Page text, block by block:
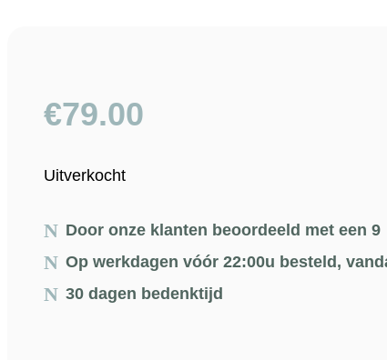
€79.00
Uitverkocht
Door onze klanten beoordeeld met een 9
Op werkdagen vóór 22:00u besteld,
30 dagen bedenktijd